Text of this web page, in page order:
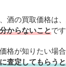
酒の買取価格は、
からないことです
格が知りたい場合
査定してもらう